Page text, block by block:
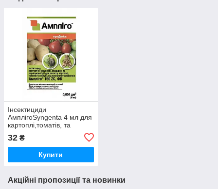
Інсектициди
АмплігоSyngenta 4 мл для
картоплі,томатів, та
32 ₴
Купити
Акційні пропозиції та новинки